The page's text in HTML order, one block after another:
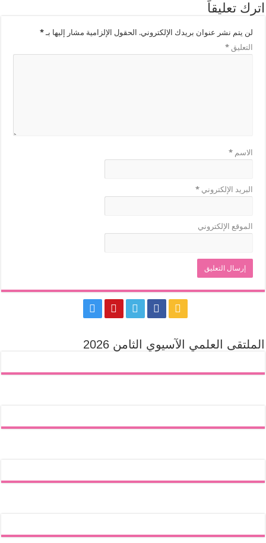
اترك تعليقاً
لن يتم نشر عنوان بريدك الإلكتروني. الحقول الإلزامية مشار إليها بـ*
التعليق*
الاسم*
البريد الإلكتروني*
الموقع الإلكتروني
الملتقى العلمي الآسيوي الثامن 2026